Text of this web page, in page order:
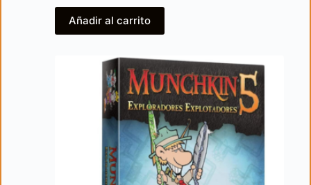
Añadir al carrito